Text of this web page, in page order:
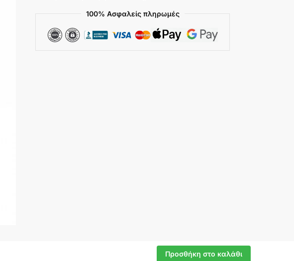
100% Ασφαλείς πληρωμές
Προσθήκη στο καλάθι